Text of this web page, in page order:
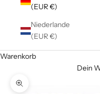
(EUR €)
Niederlande
(EUR €)
Warenkorb
Dein
Bild vergrößern